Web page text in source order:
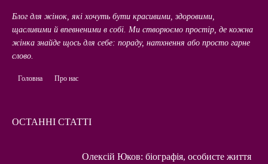
Блог для жінок, які хочуть бути красивими, здоровими,
щасливими й впевненими в собі. Ми створюємо простір, де кожна
жінка знайде щось для себе: пораду, натхнення або просто гарне
слово.
Головна Про нас
ОСТАННІ СТАТТІ
Олексій Юков: біографія, особисте життя